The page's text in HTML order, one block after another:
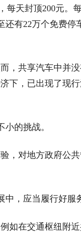
每天封顶200元。
有22万个免费停
，共享汽车中并
下，已出现了现
的挑战。
，对地方政府公
，应当履行好服
如在交通枢纽附